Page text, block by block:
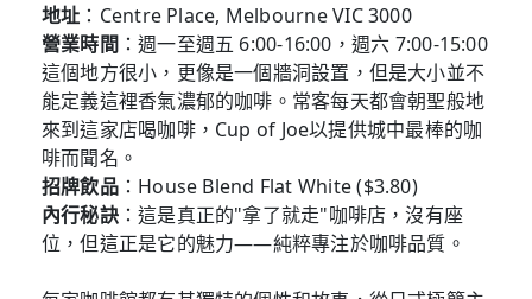
地址 ：Centre Place, Melbourne VIC 3000
營業時間 ：週一至週五 6:00-16:00，週六 7:00-15:00
這個地方很小，更像是一個牆洞設置，但是大小並不
能定義這裡香氣濃郁的咖啡。常客每天都會朝聖般地
來到這家店喝咖啡，Cup of Joe以提供城中最棒的咖
啡而聞名。
招牌飲品：House Blend Flat White ($3.80)
內行秘訣：這是真正的"拿了就走"咖啡店，沒有座
位，但這正是它的魅力——純粹專注於咖啡品質。